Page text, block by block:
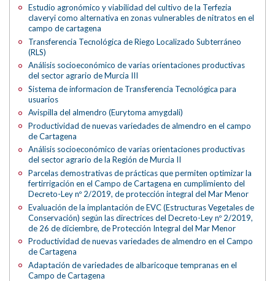
Estudio agronómico y viabilidad del cultivo de la Terfezia
claveryi como alternativa en zonas vulnerables de nitratos en el
campo de cartagena
Transferencia Tecnológica de Riego Localizado Subterráneo
(RLS)
Análisis socioeconómico de varias orientaciones productivas
del sector agrario de Murcia III
Sistema de informacion de Transferencia Tecnológica para
usuarios
Avispilla del almendro (Eurytoma amygdali)
Productividad de nuevas variedades de almendro en el campo
de Cartagena
Análisis socioeconómico de varias orientaciones productivas
del sector agrario de la Región de Murcia II
Parcelas demostrativas de prácticas que permiten optimizar la
fertirrigación en el Campo de Cartagena en cumplimiento del
Decreto-Ley nº 2/2019, de protección integral del Mar Menor
Evaluación de la implantación de EVC (Estructuras Vegetales de
Conservación) según las directrices del Decreto-Ley nº 2/2019,
de 26 de diciembre, de Protección Integral del Mar Menor
Productividad de nuevas variedades de almendro en el Campo
de Cartagena
Adaptación de variedades de albaricoque tempranas en el
Campo de Cartagena